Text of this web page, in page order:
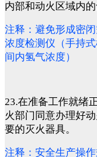
内部和动火区域内的
注释：避免形成密
浓度检测仪（手持
间内氢气浓度）
23.在准备工作就绪
火部门同意办理好
要的灭火器具。
注释：安全生产操